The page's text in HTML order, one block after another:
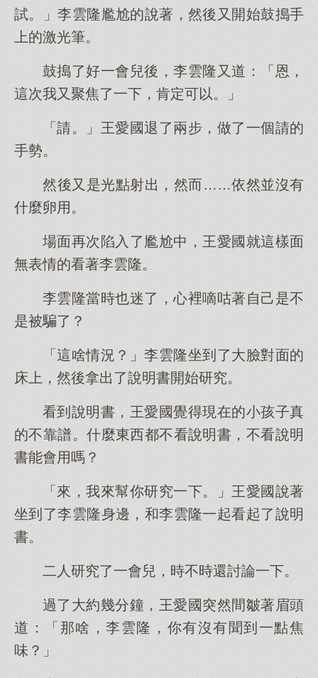
試。」李雲隆尷尬的說著，然後又開始鼓搗手
上的激光筆。
鼓搗了好一會兒後，李雲隆又道：「恩，
這次我又聚焦了一下，肯定可以。」
「請。」王愛國退了兩步，做了一個請的
手勢。
然後又是光點射出，然而……依然並沒有
什麼卵用。
場面再次陷入了尷尬中，王愛國就這樣面
無表情的看著李雲隆。
李雲隆當時也迷了，心裡嘀咕著自己是不
是被騙了？
「這啥情況？」李雲隆坐到了大臉對面的
床上，然後拿出了說明書開始研究。
看到說明書，王愛國覺得現在的小孩子真
的不靠譜。什麼東西都不看說明書，不看說明
書能會用嗎？
「來，我來幫你研究一下。」王愛國說著
坐到了李雲隆身邊，和李雲隆一起看起了說明
書。
二人研究了一會兒，時不時還討論一下。
過了大約幾分鐘，王愛國突然間皺著眉頭
道：「那啥，李雲隆，你有沒有聞到一點焦
味？」